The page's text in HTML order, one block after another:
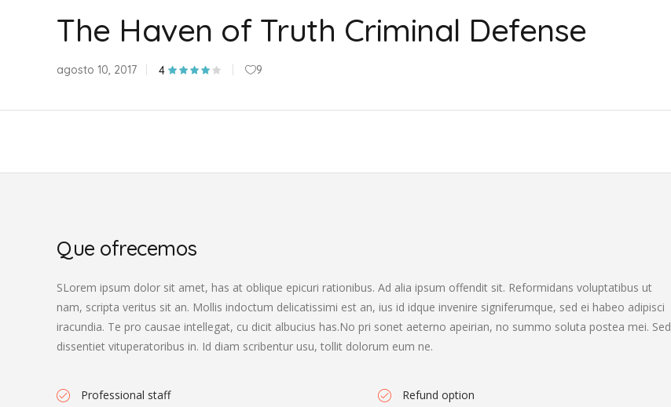
The Haven of Truth Criminal Defense
agosto 10, 2017 4 9
Que ofrecemos
SLorem ipsum dolor sit amet, has at oblique epicuri rationibus. Ad alia ipsum offendit sit. Reformidans voluptatibus ut
nam, scripta veritus sit an. Mollis indoctum delicatissimi est an, ius id idque invenire signiferumque, sed ei habeo adipisci
iracundia. Te pro causae intellegat, cu dicit albucius has.No pri sonet aeterno apeirian, no summo soluta postea mei. Sed
dissentiet vituperatoribus in. Id diam scribentur usu, tollit dolorum eum ne.
Professional staff
Refund option